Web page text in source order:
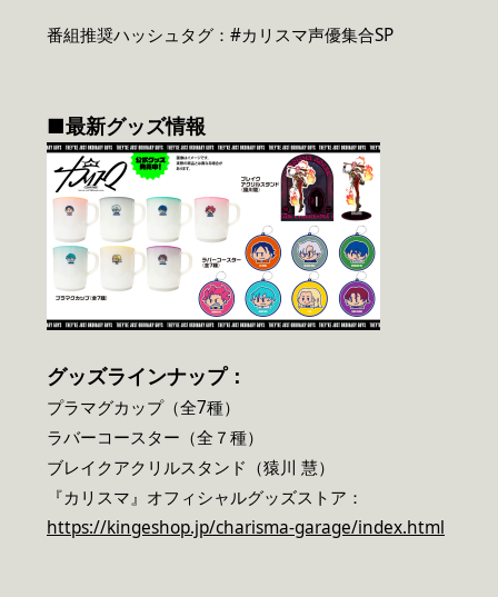
番組推奨ハッシュタグ：#カリスマ声優集合SP
■最新グッズ情報
グッズラインナップ：
プラマグカップ（全7種）
ラバーコースター（全７種）
ブレイクアクリルスタンド（猿川 慧）
『カリスマ』オフィシャルグッズストア：
https://kingeshop.jp/charisma-garage/index.html